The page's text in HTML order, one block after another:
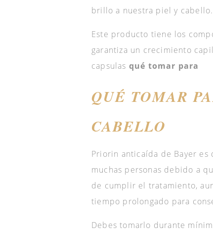
brillo a nuestra piel y cabello.
Este producto tiene los
garantiza un crecimiento
capsulas qué tomar para
QUÉ TOMAR
CABELLO
Priorin anticaída de Bayer
muchas personas debido a
de cumplir el tratamiento,
tiempo prolongado para
Debes tomarlo durante